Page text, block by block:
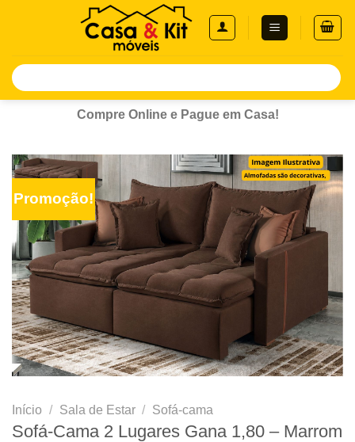
Pesquisar
por:
Compre Online e Pague em Casa!
Promoção!
Início / Sala de Estar / Sofá-cama
Sofá-Cama 2 Lugares Gana 1,80 – Marrom